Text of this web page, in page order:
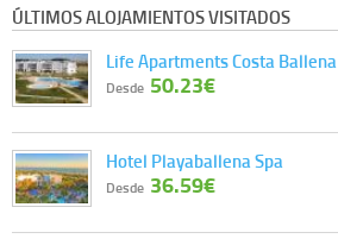
ÚLTIMOS ALOJAMIENTOS VISITADOS
Life Apartments Costa Ballena
Desde 50.23€
Hotel Playaballena Spa
Desde 36.59€